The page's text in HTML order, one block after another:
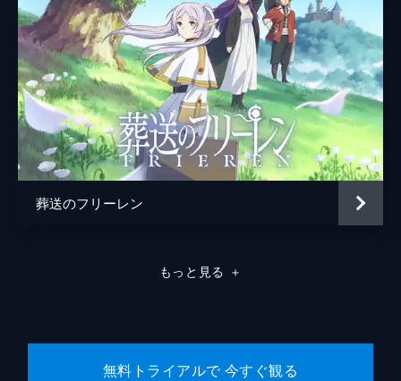
葬送のフリーレン
もっと見る ＋
無料トライアルで 今すぐ観る